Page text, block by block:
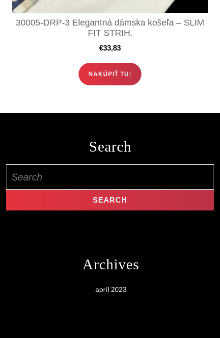
30005-DRP-3 Elegantná dámska košeľa – SLIM
FIT STRIH.
€33,83
NAKÚPIŤ TU:
Search
for:
Archives
apríl 2023